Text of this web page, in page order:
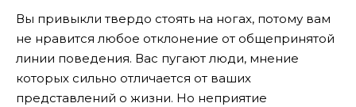
Вы привыкли твердо стоять на ногах, потому вам
не нравится любое отклонение от общепринятой
линии поведения. Вас пугают люди, мнение
которых сильно отличается от ваших
представлений о жизни. Но неприятие